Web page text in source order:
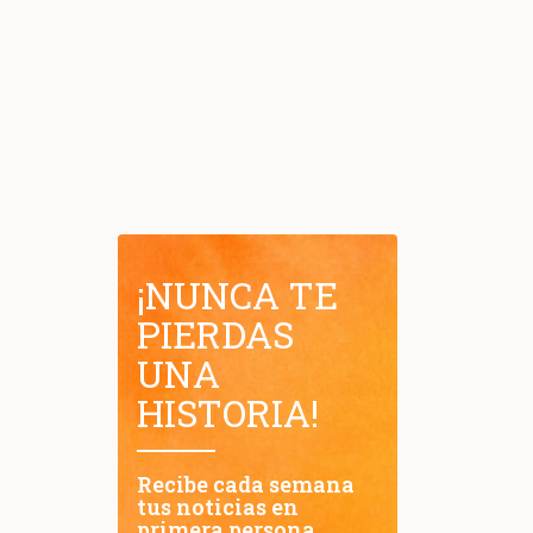
¡NUNCA TE
PIERDAS
UNA
HISTORIA!
Recibe cada semana
tus noticias en